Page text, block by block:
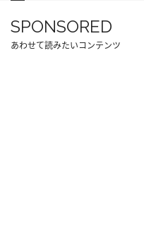
SPONSORED
あわせて読みたいコンテンツ